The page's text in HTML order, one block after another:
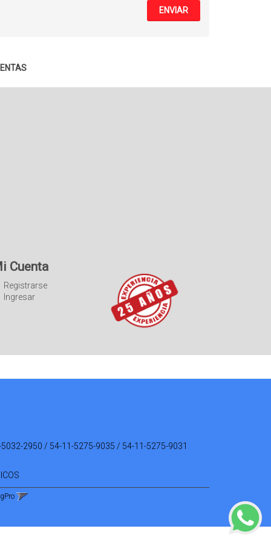
ENVIAR
Cuenta
Registrarse
Ingresar
2950 / 54-11-5275-9035 / 54-11-5275-9031